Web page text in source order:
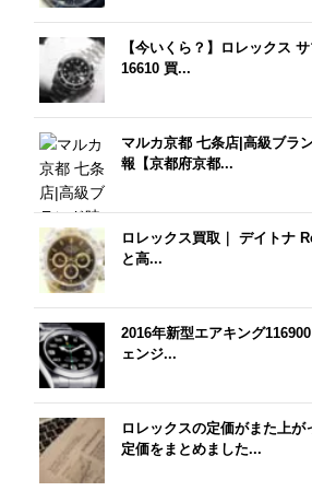
【今いくら？】ロレックス
16610 買...
マルカ京都 七条店|高級ブラ
報【京都府京都...
ロレックス買取｜ デイトナ
と高...
2016年新型エアキング
ェンジ...
ロレックスの定価がまた上が
定価をまとめました...